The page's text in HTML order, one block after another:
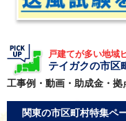
戸建てが多い地域
テイガクの市区
工事例・動画・助成金・
関東の市区町村特集ペ